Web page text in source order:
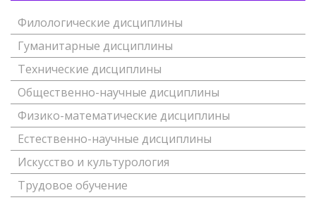
Филологические дисциплины
Гуманитарные дисциплины
Технические дисциплины
Общественно-научные дисциплины
Физико-математические дисциплины
Естественно-научные дисциплины
Искусство и культурология
Трудовое обучение